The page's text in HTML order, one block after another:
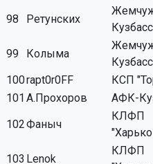
98 Ретунских
99 Колыма
100rapt0r0FF КСП
101 А.Прохоров АФК-
102Фаныч
КЛФП
103 Lenok
КЛФП